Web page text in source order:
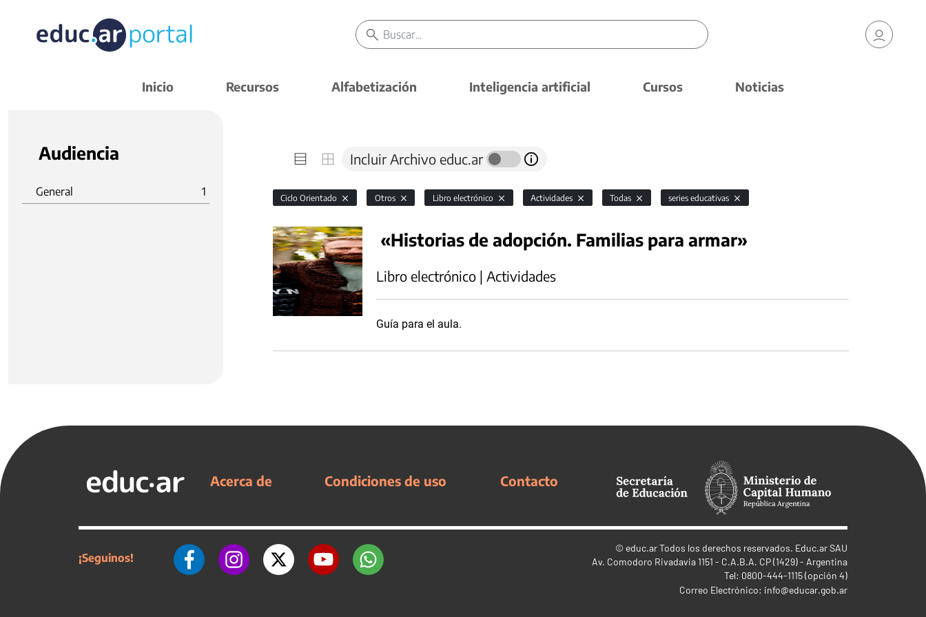
Inicio Recursos Alfabetización Inteligencia artificial Cursos Noticias
Audiencia
General 1
Incluir Archivo educ.ar
Ciclo Orientado Otros Libro electrónico Actividades Todas series educativas
«Historias de adopción. Familias para armar»
Libro electrónico | Actividades
Guía para el aula.
Acerca de Condiciones de uso Contacto
¡Seguinos!
© educ.arTodos los derechos reservados. Educ.ar SAU
Av. Comodoro Rivadavia 1151 - C.A.B.A. CP (1429) - Argentina
Tel: 0800-444-1115 (opción 4)
Correo Electrónico: info@educar.gob.ar